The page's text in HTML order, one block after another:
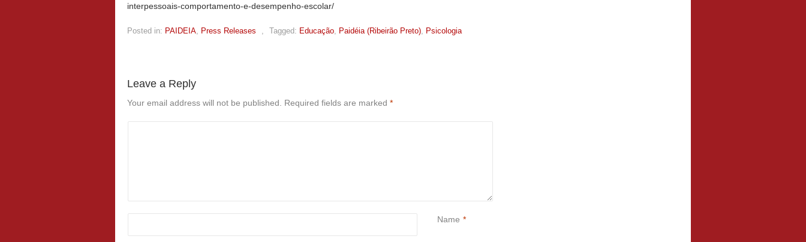
interpessoais-comportamento-e-desempenho-escolar/
Posted in: PAIDEIA Press Releases Tagged: Educação Paidéia (Ribeirão Preto) Psicologia
Leave a Reply
Your email address will not be published. Required fields are marked *
Name *